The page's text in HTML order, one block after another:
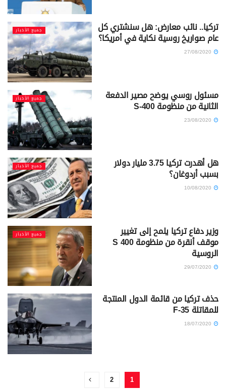
جميع الأخبار تركيا.. نائب معارض: هل سنشتري كل
عام صواريخ روسية نكاية في أمريكا؟
جميع الأخبار مسئول روسي يوضح مصير الدفعة
الثانية من منظومة S-400
جميع الأخبار هل أهدرت تركيا 3.75 مليار دولار
بسبب أردوغان؟
جميع الأخبار وزير دفاع تركيا يلمح إلى تغيير
موقف أنقرة من منظومة S 400
الروسية
حذف تركيا من قائمة الدول المنتجة
للمقاتلة F-35
1
2